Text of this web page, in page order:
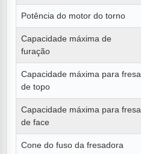
Potência do motor do torno
Capacidade máxima de
furação
Capacidade máxima para fresa
de topo
Capacidade máxima para fresa
de face
Cone do fuso da fresadora